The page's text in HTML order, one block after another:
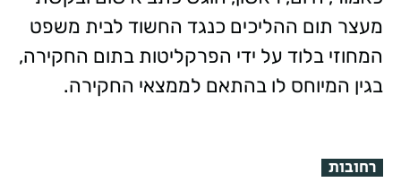
מעצר תום ההליכים כנגד החשוד לבית משפט
המחוזי בלוד על ידי הפרקליטות בתום החקירה,
בגין המיוחס לו בהתאם לממצאי החקירה.
רחובות